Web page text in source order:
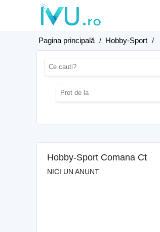
Pagina principală / Hobby-Sport /
Hobby-Sport Comana Ct
NICI UN ANUNT